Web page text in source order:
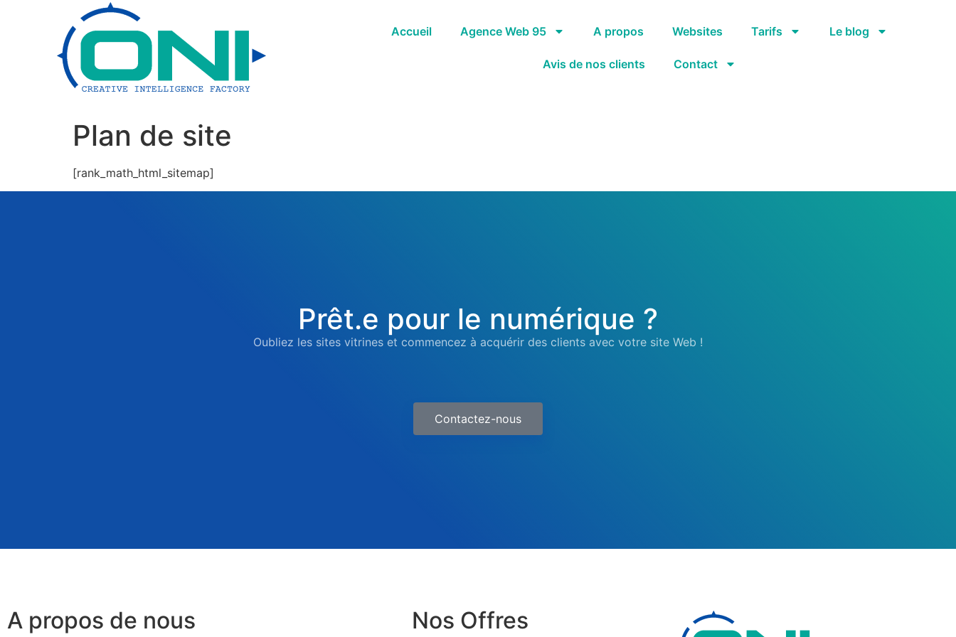
Accueil Agence Web 95 A propos Websites Tarifs Le blog
Avis de nos clients Contact
Plan de site
[rank_math_html_sitemap]
Prêt.e pour le numérique ?
Oubliez les sites vitrines et commencez à acquérir des clients avec votre site Web !
Contactez-nous
A propos de nous Nos Offres